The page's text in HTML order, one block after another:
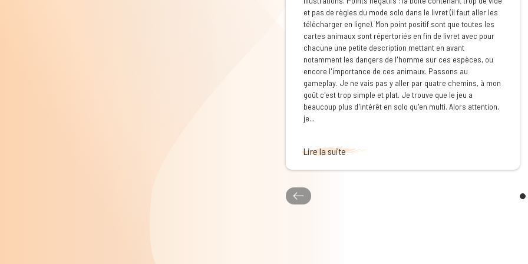
et pas de règles du mode solo dans le livret (il faut aller les
télécharger en ligne). Mon point positif sont que toutes les
cartes animaux sont répertoriés en fin de livret avec pour
chacune une petite description mettant en avant
notamment les dangers de l'homme sur ces espèces, ou
encore l'importance de ces animaux. Passons au
gameplay. Je ne vais pas y aller par quatre chemins, à mon
goût c'est trop simple et plat. Je trouve que le jeu a
beaucoup plus d'intérêt en solo qu'en multi. Alors attention,
je...
Lire la suite